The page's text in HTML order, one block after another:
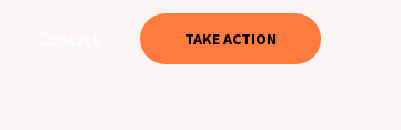
TAKE ACTION